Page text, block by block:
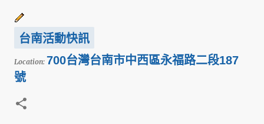
台南活動快訊
Location: 700台灣台南市中西區永福路二段187
號